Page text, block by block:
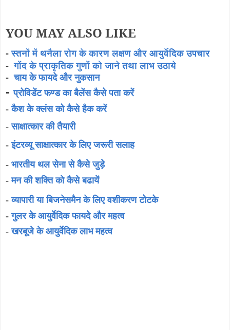
YOU MAY ALSO LIKE
-स्तनों में थनैला रोग के कारण लक्षण और आयुर्वेदिक उपचार
-गोंद के प्राकृतिक गुणों को जाने तथा लाभ उठाये
-चाय के फायदे और नुकसान
-प्रोविडेंट फण्ड का बैलेंस कैसे पता करें
-कैश के क्लंस को कैसे हैक करें
-साक्षात्कार की तैयारी
-इंटरव्यू साक्षात्कार के लिए जरूरी सलाह
- भारतीय थल सेना से कैसे जुड़े
-मन की शक्ति को कैसे बढायें
-व्यापारी या बिजनेसमैन के लिए वशीकरण टोटके
-गुलर के आयुर्वेदिक फायदे और महत्व
-खरबूजे के आयुर्वेदिक लाभ महत्व